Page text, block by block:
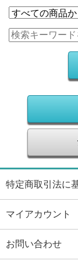
特定商取引法に
マイアカウント
お問い合わせ